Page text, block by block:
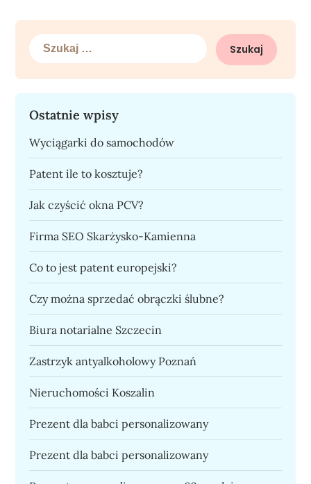
Szukaj:
Ostatnie wpisy
Wyciągarki do samochodów
Patent ile to kosztuje?
Jak czyścić okna PCV?
Firma SEO Skarżysko-Kamienna
Co to jest patent europejski?
Czy można sprzedać obrączki ślubne?
Biura notarialne Szczecin
Zastrzyk antyalkoholowy Poznań
Nieruchomości Koszalin
Prezent dla babci personalizowany
Prezent dla babci personalizowany